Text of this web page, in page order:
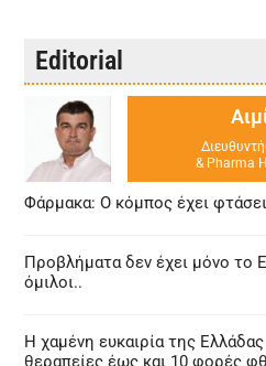
Editorial
& Pharma
Φάρμακα: Ο κόμπος έχει
Προβλήματα δεν έχει μόνο το
όμιλοι..
Η χαμένη ευκαιρία της
θεραπείες έως και 10 φορές